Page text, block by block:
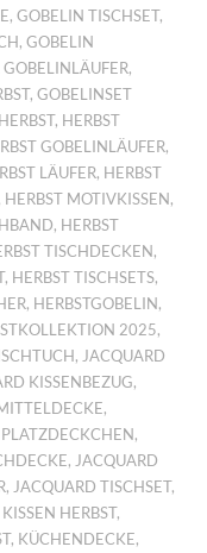
,GOBELIN TISCHSET,
,GOBELIN
GOBELINLÄUFER,
,GOBELINSET
, HERBST
GOBELINLÄUFER,
LÄUFER, HERBST
HERBST MOTIVKISSEN,
, HERBST
TISCHDECKEN,
, HERBST TISCHSETS,
, HERBSTGOBELIN,
2025,
, JACQUARD
KISSENBEZUG,
,
,
, JACQUARD
, JACQUARD TISCHSET,
KISSEN HERBST,
, KÜCHENDECKE,